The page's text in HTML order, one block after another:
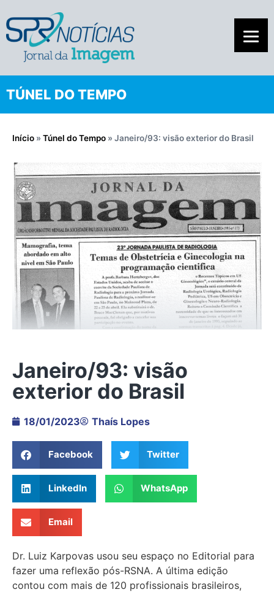
TÚNEL DO TEMPO
Início » Túnel do Tempo » Janeiro/93: visão exterior do Brasil
Janeiro/93: visão
exterior do Brasil
18/01/2023 Thaís Lopes
Facebook Twitter
LinkedIn WhatsApp
Email
Dr. Luiz Karpovas usou seu espaço no Editorial para
fazer uma reflexão pós-RSNA. A última edição
contou com mais de 120 profissionais brasileiros,